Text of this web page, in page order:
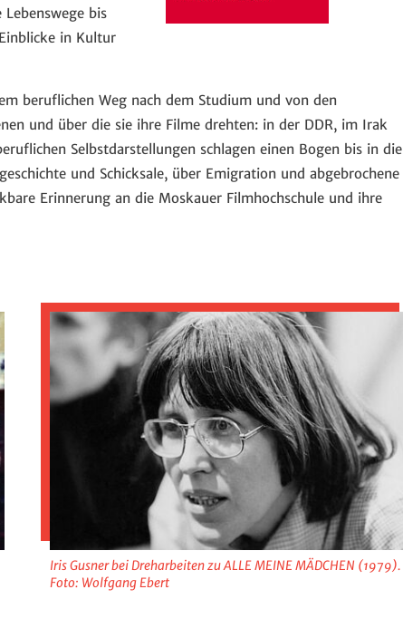
bis
in Kultur
beruflichen Weg nach dem Studium und von den
und über die sie ihre Filme drehten: in der DDR, im Irak
Selbstdarstellungen schlagen einen Bogen bis in die
und Schicksale, über Emigration und abgebrochene
Erinnerung an die Moskauer Filmhochschule und ihre
Iris Gusner bei Dreharbeiten zu ALLE MEINE MÄDCHEN (1979).
Foto: Wolfgang Ebert